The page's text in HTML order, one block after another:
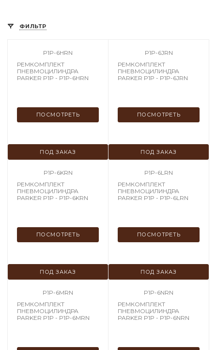
ФИЛЬТР
P1P-6HRN
РЕМКОМПЛЕКТ
ПНЕВМОЦИЛИНДРА
PARKER P1P - P1P-6HRN
ПОСМОТРЕТЬ
ПОД ЗАКАЗ
P1P-6JRN
РЕМКОМПЛЕКТ
ПНЕВМОЦИЛИНДРА
PARKER P1P - P1P-6JRN
ПОСМОТРЕТЬ
ПОД ЗАКАЗ
P1P-6KRN
РЕМКОМПЛЕКТ
ПНЕВМОЦИЛИНДРА
PARKER P1P - P1P-6KRN
ПОСМОТРЕТЬ
ПОД ЗАКАЗ
P1P-6LRN
РЕМКОМПЛЕКТ
ПНЕВМОЦИЛИНДРА
PARKER P1P - P1P-6LRN
ПОСМОТРЕТЬ
ПОД ЗАКАЗ
P1P-6MRN
РЕМКОМПЛЕКТ
ПНЕВМОЦИЛИНДРА
PARKER P1P - P1P-6MRN
P1P-6NRN
РЕМКОМПЛЕКТ
ПНЕВМОЦИЛИНДРА
PARKER P1P - P1P-6NRN